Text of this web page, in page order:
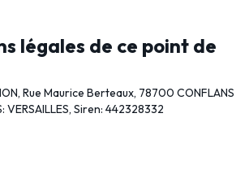
légales de ce point de
Rue Maurice Berteaux, 78700 CONFLANS
VERSAILLES, Siren: 442328332